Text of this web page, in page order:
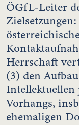
ÖGfL-Leiter
Herrschaft
(3) den
Intellektuellen
Vorhangs,
ehemaligen